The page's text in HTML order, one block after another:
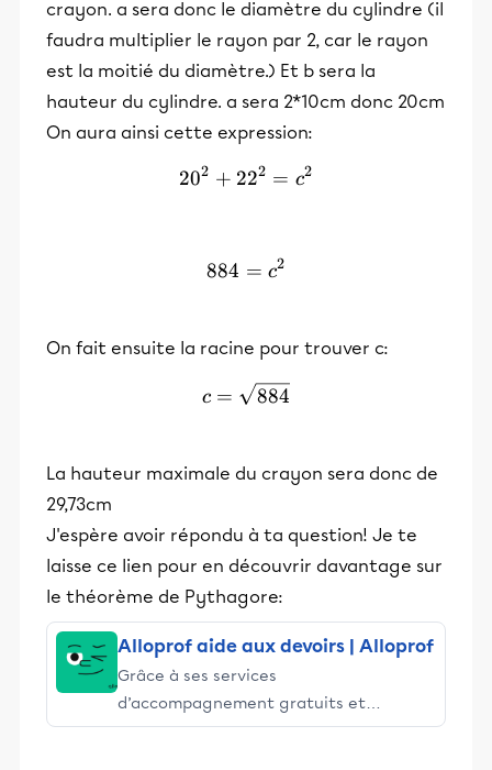
crayon. a sera donc le diamètre du cylindre (il
faudra multiplier le rayon par 2, car le rayon
est la moitié du diamètre.) Et b sera la
hauteur du cylindre. a sera 2*10cm donc 20cm
On aura ainsi cette expression:
20^2 + 22^2 = c^2
202 + 222 = c2
884 = c^2
884 = c2
On fait ensuite la racine pour trouver c:
c = \sqrt{884}
c = 884
La hauteur maximale du crayon sera donc de
29,73cm
J'espère avoir répondu à ta question! Je te
laisse ce lien pour en découvrir davantage sur
le théorème de Pythagore:
Alloprof aide aux devoirs | Alloprof
Grâce à ses services
d’accompagnement gratuits et
stimulants, Alloprof engage les élèves